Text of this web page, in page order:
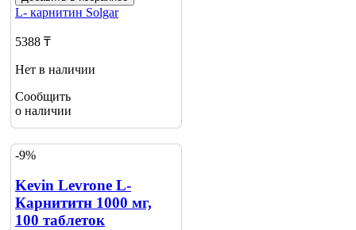
L- карнитин Solgar
5388 ₸
Нет в наличии
Сообщить
о наличии
-9%
Kevin Levrone L-
Карнититн 1000 мг,
100 таблеток